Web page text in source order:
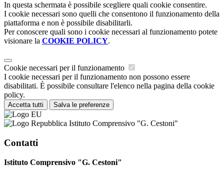
In questa schermata è possibile scegliere quali cookie consentire.
I cookie necessari sono quelli che consentono il funzionamento della
piattaforma e non è possibile disabilitarli.
Per conoscere quali sono i cookie necessari al funzionamento potete
visionare la COOKIE POLICY.
Cookie necessari per il funzionamento
I cookie necessari per il funzionamento non possono essere
disabilitati. È possibile consultare l'elenco nella pagina della cookie
policy.
Accetta tutti Salva le preferenze
Istituto Comprensivo "G. Cestoni"
Contatti
Istituto Comprensivo "G. Cestoni"